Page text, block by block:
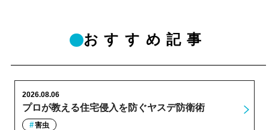
おすすめ記事
プロが教える住宅侵入を防ぐヤスデ防衛術
2026.08.06
害虫